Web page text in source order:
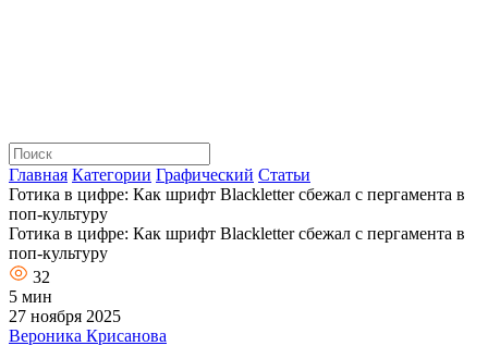
Главная Категории Графический Статьи
Готика в цифре: Как шрифт Blackletter сбежал с пергамента в
поп-культуру
Готика в цифре: Как шрифт Blackletter сбежал с пергамента в
поп-культуру
32
5 мин
27 ноября 2025
Вероника Крисанова